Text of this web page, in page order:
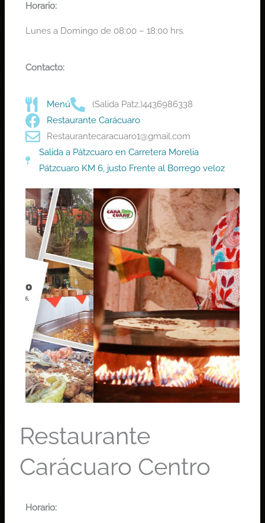
Horario:
Lunes a Domingo de 08:00 – 18:00 hrs.
Contacto:
Menú
(Salida Patz.)4436986338
Restaurante Carácuaro
Restaurantecaracuaro1@gmail.com
Salida a Pátzcuaro en Carretera Morelia
Pátzcuaro KM 6, justo Frente al Borrego veloz
Restaurante
Carácuaro Centro
Horario: